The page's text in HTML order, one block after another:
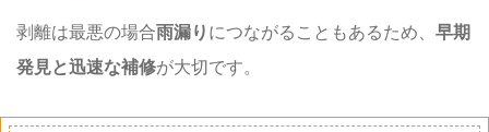
剥離は最悪の場合雨漏りにつながることもあるため、 早期
発見と迅速な補修が大切です。